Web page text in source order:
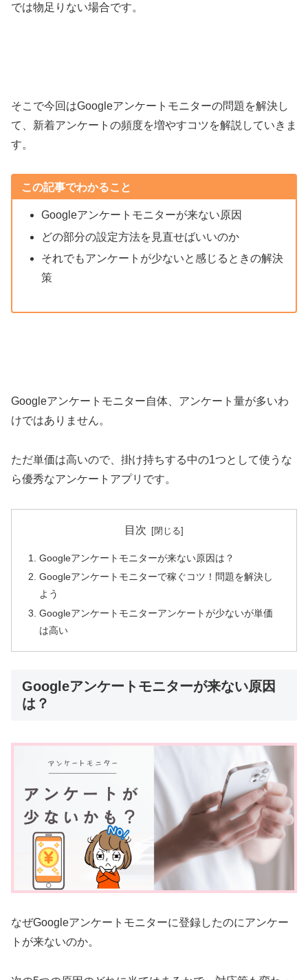
では物足りない場合です。
そこで今回はGoogleアンケートモニターの問題を解決し
て、新着アンケートの頻度を増やすコツを解説していきま
す。
この記事でわかること
Googleアンケートモニターが来ない原因
どの部分の設定方法を見直せばいいのか
それでもアンケートが少ないと感じるときの解決
策
Googleアンケートモニター自体、アンケート量が多いわ
けではありません。
ただ単価は高いので、掛け持ちする中の1つとして使うな
ら優秀なアンケートアプリです。
目次
Googleアンケートモニターが来ない原因は？
Googleアンケートモニターで稼ぐコツ！問題を解決し
よう
Googleアンケートモニターアンケートが少ないが単価
は高い
Googleアンケートモニターが来ない原因
は？
なぜGoogleアンケートモニターに登録したのにアンケー
トが来ないのか。